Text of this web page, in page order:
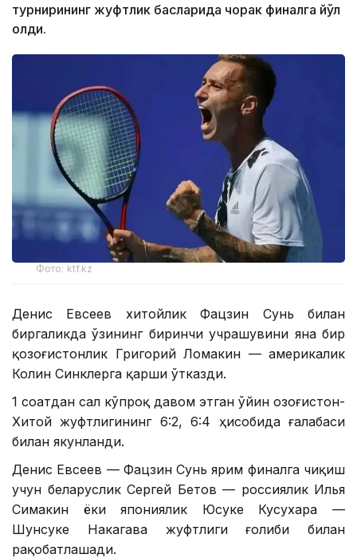
турнирининг жуфтлик баҳсларида чорак финалга йўл
олди.
Фото: ktf.kz
Денис Евсеев хитойлик Фацзин Сунь билан
биргаликда ўзининг биринчи учрашувини яна бир
қозоғистонлик Григорий Ломакин — америкалик
Колин Синклерга қарши ўтказди.
1 соатдан сал кўпроқ давом этган ўйин Қозоғистон-
Хитой жуфтлигининг 6:2, 6:4 ҳисобида ғалабаси
билан якунланди.
Денис Евсеев — Фацзин Сунь ярим финалга чиқиш
учун беларуслик Сергей Бетов — россиялик Илья
Симакин ёки япониялик Юсуке Кусухара —
Шунсуке Накагава жуфтлиги ғолиби билан
рақобатлашади.